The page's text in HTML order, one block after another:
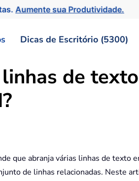
Aumente sua Produtividade.
Dicas de Escritório (5300)
de
que abranja várias linhas de
de linhas relacionadas. Neste